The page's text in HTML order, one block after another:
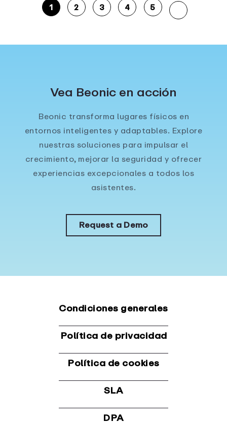
1 2 3 4 5
Vea Beonic en acción
Beonic transforma lugares físicos en
entornos inteligentes y adaptables. Explore
nuestras soluciones para impulsar el
crecimiento, mejorar la seguridad y ofrecer
experiencias excepcionales a todos los
asistentes.
Request a Demo
Condiciones generales
Política de privacidad
Política de cookies
SLA
DPA